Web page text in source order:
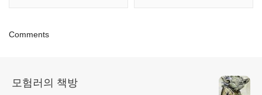
Comments
모험러의 책방